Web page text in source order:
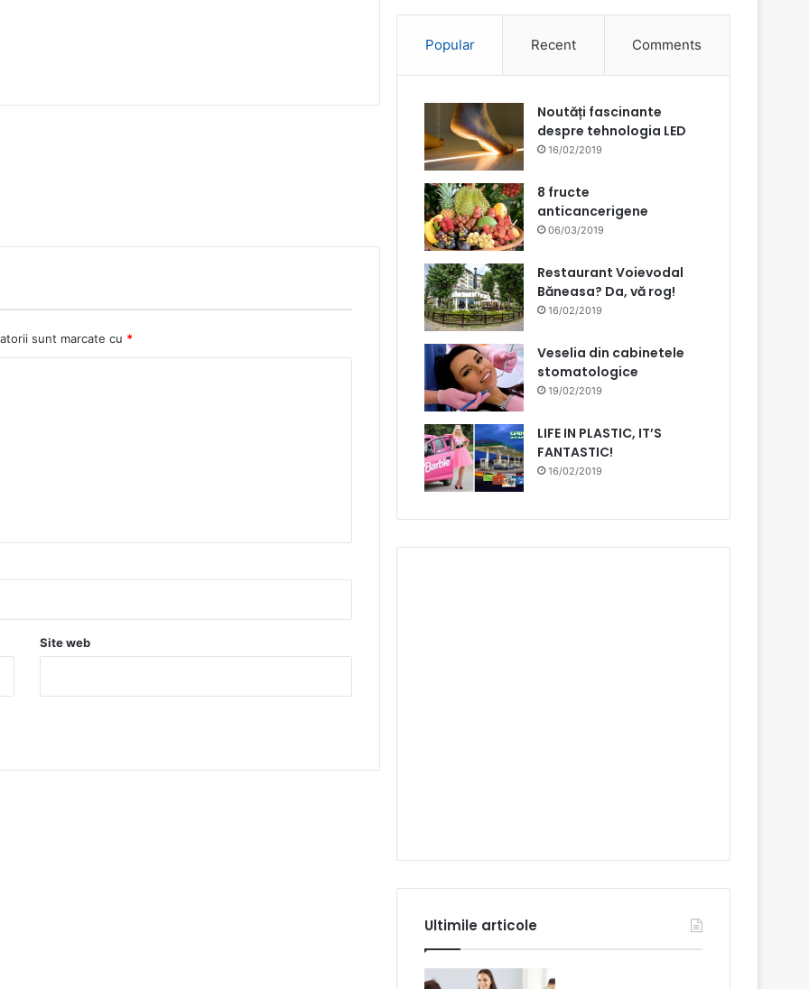
sunt marcate cu *
Site web
Popular Recent Comments
Noutăți fascinante
despre tehnologia LED
16/02/2019
8 fructe
anticancerigene
06/03/2019
Restaurant Voievodal
Băneasa? Da, vă rog!
16/02/2019
Veselia din cabinetele
stomatologice
19/02/2019
LIFE IN PLASTIC, IT’S
FANTASTIC!
16/02/2019
Ultimile articole